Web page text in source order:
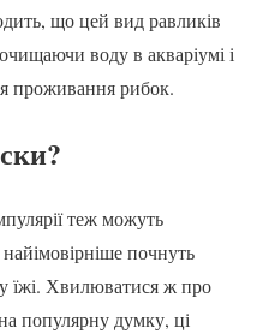
що цей вид равликів
воду в акваріумі і
проживання рибок.
теж можуть
почнуть
їжі. Хвилюватися ж про
популярну думку, ці